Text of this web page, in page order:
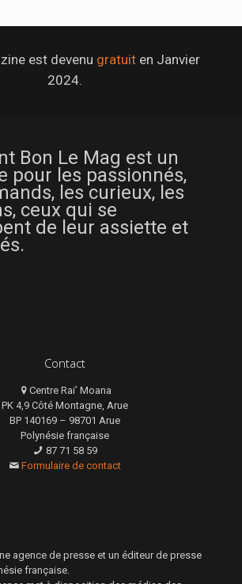
est devenu gratuit en Janvier
2024.
Bon Le Mag est un
pour les passionnés,
les curieux, les
ceux qui se
de leur assiette et
Contact
Centre Rai’ Moana
PK 4,9 Côté Montagne, Arue
BP 140169 – 98701 Arue
Polynésie française
87 71 58 59
Formulaire de contact
agence de presse et un éditeur de presse
française.